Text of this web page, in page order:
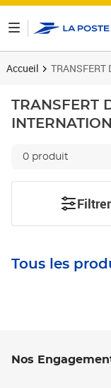
Accueil TRANSFERT
TRANSFERT
0 produit
Filtrer
Tous les
Nos